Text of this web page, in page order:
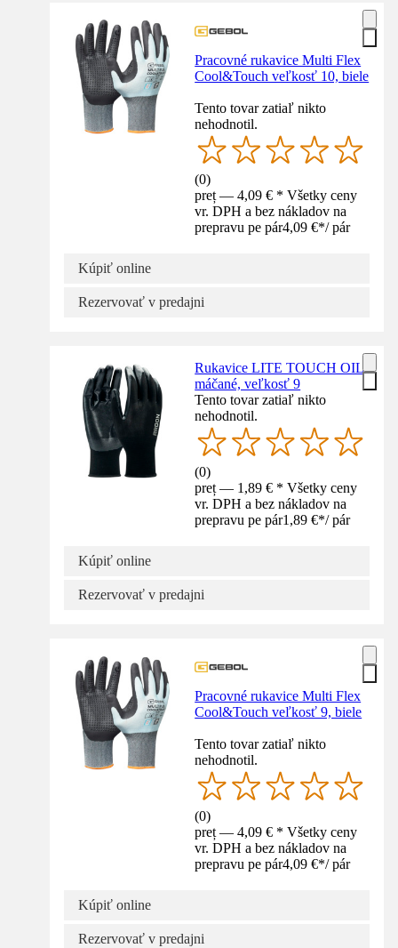
Pracovné rukavice Multi Flex
Cool&Touch veľkosť 10, biele
Tento tovar zatiaľ nikto
nehodnotil.
(0)
preț — 4,09 € * Všetky ceny
vr. DPH a bez nákladov na
prepravu pe pár4,09 €*/ pár
Kúpiť online
Rezervovať v predajni
Rukavice LITE TOUCH OIL,
máčané, veľkosť 9
Tento tovar zatiaľ nikto
nehodnotil.
(0)
preț — 1,89 € * Všetky ceny
vr. DPH a bez nákladov na
prepravu pe pár1,89 €*/ pár
Kúpiť online
Rezervovať v predajni
Pracovné rukavice Multi Flex
Cool&Touch veľkosť 9, biele
Tento tovar zatiaľ nikto
nehodnotil.
(0)
preț — 4,09 € * Všetky ceny
vr. DPH a bez nákladov na
prepravu pe pár4,09 €*/ pár
Kúpiť online
Rezervovať v predajni